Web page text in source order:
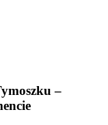
–